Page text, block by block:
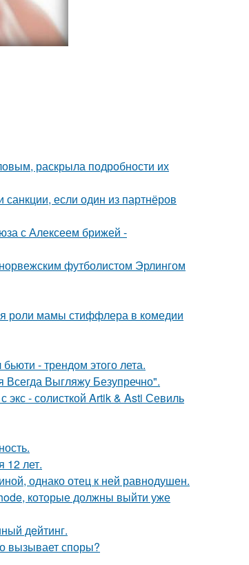
раскрыла подробности их
если один из партнёров
с Алексеем брижей -
футболистом Эрлингом
роли мамы стиффлера в комедии
- трендом этого лета.
Всегда Выгляжу Безупречно".
экс - солисткой Artik & Asti Севиль
12 лет.
однако отец к ней равнодушен.
которые должны выйти уже
дeйтинг.
вызывает споры?